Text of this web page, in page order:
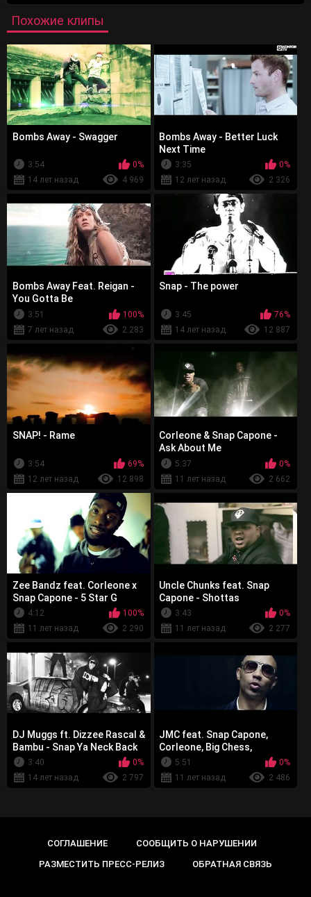
Похожие клипы
Bombs Away - Swagger
3:54
0%
14 лет назад
4 969
Bombs Away - Better Luck
Next Time
3:35
0%
12 лет назад
2 326
Bombs Away Feat. Reigan -
You Gotta Be
3:51
100%
7 лет назад
2 283
Snap - The power
3:45
76%
14 лет назад
12 887
SNAP! - Rame
3:54
69%
12 лет назад
12 898
Corleone & Snap Capone -
Ask About Me
5:37
0%
11 лет назад
2 662
Zee Bandz feat. Corleone x
Snap Capone - 5 Star G
4:12
100%
11 лет назад
2 290
Uncle Chunks feat. Snap
Capone - Shottas
3:43
0%
11 лет назад
2 277
DJ Muggs ft. Dizzee Rascal &
Bambu - Snap Ya Neck Back
3:40
0%
14 лет назад
2 797
JMC feat. Snap Capone,
Corleone, Big Chess,
A.M.Sniper, Ramsey, Msleep -
Sturridge
5:51
0%
11 лет назад
2 486
СОГЛАШЕНИЕ
СООБЩИТЬ О НАРУШЕНИИ
РАЗМЕСТИТЬ ПРЕСС-РЕЛИЗ
ОБРАТНАЯ СВЯЗЬ